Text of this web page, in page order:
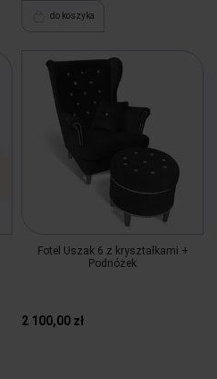
do koszyka
Fotel Uszak 6 z kryształkami +
Podnóżek
2 100,00 zł